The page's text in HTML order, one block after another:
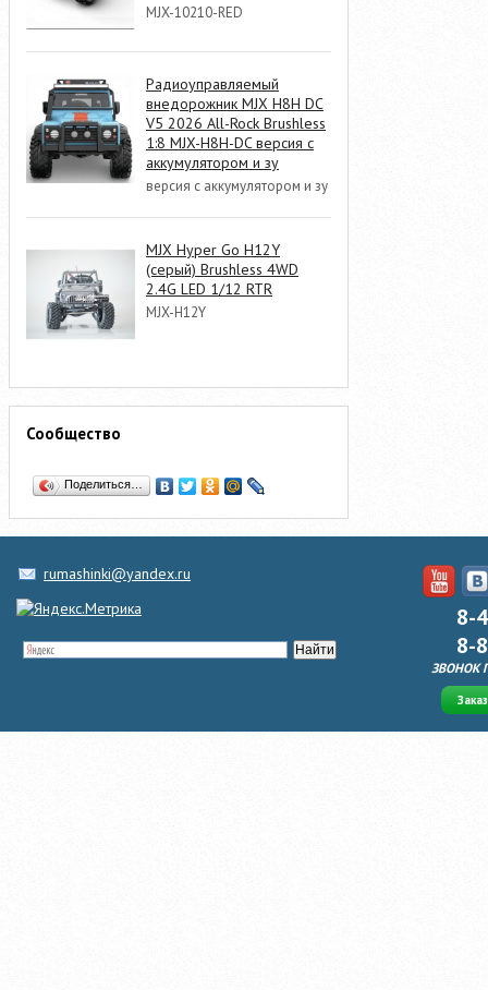
MJX-10210-RED
Радиоуправляемый
внедорожник MJX H8H DC
V5 2026 All-Rock Brushless
1:8 MJX-H8H-DC версия с
аккумулятором и зу
версия с аккумулятором и зу
MJX Hyper Go H12Y
(серый) Brushless 4WD
2.4G LED 1/12 RTR
MJX-H12Y
Сообщество
Поделиться…
rumashinki@yandex.ru
8-
8-
ЗВОНОК